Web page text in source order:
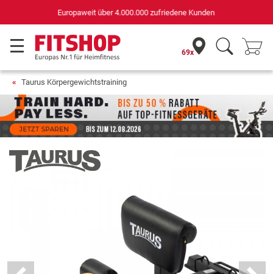
für Sportgeräte (n-tv+DISQ 2016-2024)
69x
Taurus Körpergewichtstraining